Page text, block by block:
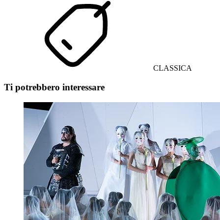
CLASSICA
Ti potrebbero interessare